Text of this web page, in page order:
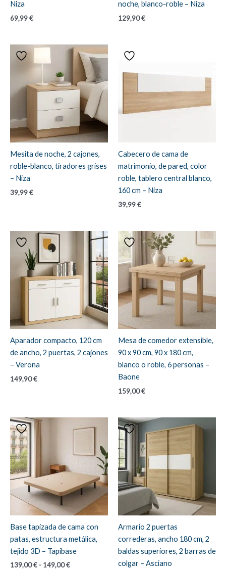
Niza
69,99€
noche, blanco-roble – Niza
129,90€
Mesita de noche, 2 cajones,
roble-blanco, tiradores grises
– Niza
39,99€
Cabecero de cama de
matrimonio, de pared, color
roble, tablero central blanco,
160 cm – Niza
39,99€
Aparador compacto, 120 cm
de ancho, 2 puertas, 2 cajones
– Verona
149,90€
Mesa de comedor extensible,
90 x 90 cm, 90 x 180 cm,
blanco o roble, 6 personas –
Baone
159,00€
Base tapizada de cama con
patas, estructura metálica,
tejido 3D – Tapibase
139,00€ - 149,00€Rango
Armario 2 puertas
correderas, ancho 180 cm, 2
baldas superiores, 2 barras de
colgar – Asciano